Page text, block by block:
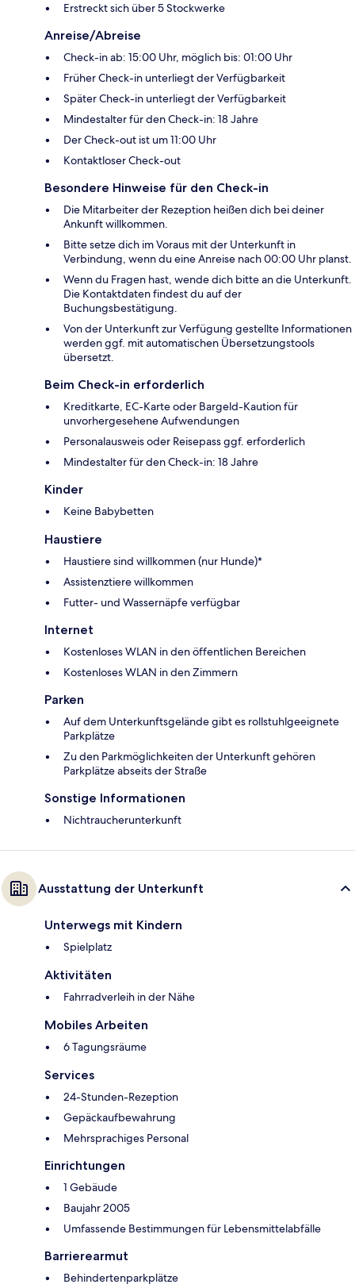
Erstreckt sich über 5 Stockwerke
Anreise/Abreise
Check-in ab: 15:00 Uhr, möglich bis: 01:00 Uhr
Früher Check-in unterliegt der Verfügbarkeit
Später Check-in unterliegt der Verfügbarkeit
Mindestalter für den Check-in: 18 Jahre
Der Check-out ist um 11:00 Uhr
Kontaktloser Check-out
Besondere Hinweise für den Check-in
Die Mitarbeiter der Rezeption heißen dich bei deiner
Ankunft willkommen.
Bitte setze dich im Voraus mit der Unterkunft in
Verbindung, wenn du eine Anreise nach 00:00 Uhr planst.
Wenn du Fragen hast, wende dich bitte an die Unterkunft.
Die Kontaktdaten findest du auf der
Buchungsbestätigung.
Von der Unterkunft zur Verfügung gestellte Informationen
werden ggf. mit automatischen Übersetzungstools
übersetzt.
Beim Check-in erforderlich
Kreditkarte, EC-Karte oder Bargeld-Kaution für
unvorhergesehene Aufwendungen
Personalausweis oder Reisepass ggf. erforderlich
Mindestalter für den Check-in: 18 Jahre
Kinder
Keine Babybetten
Haustiere
Haustiere sind willkommen (nur Hunde)*
Assistenztiere willkommen
Futter- und Wassernäpfe verfügbar
Internet
Kostenloses WLAN in den öffentlichen Bereichen
Kostenloses WLAN in den Zimmern
Parken
Auf dem Unterkunftsgelände gibt es rollstuhlgeeignete
Parkplätze
Zu den Parkmöglichkeiten der Unterkunft gehören
Parkplätze abseits der Straße
Sonstige Informationen
Nichtraucherunterkunft
Ausstattung der Unterkunft
Unterwegs mit Kindern
Spielplatz
Aktivitäten
Fahrradverleih in der Nähe
Mobiles Arbeiten
6 Tagungsräume
Services
24-Stunden-Rezeption
Gepäckaufbewahrung
Mehrsprachiges Personal
Einrichtungen
1 Gebäude
Baujahr 2005
Umfassende Bestimmungen für Lebensmittelabfälle
Barrierearmut
Behindertenparkplätze